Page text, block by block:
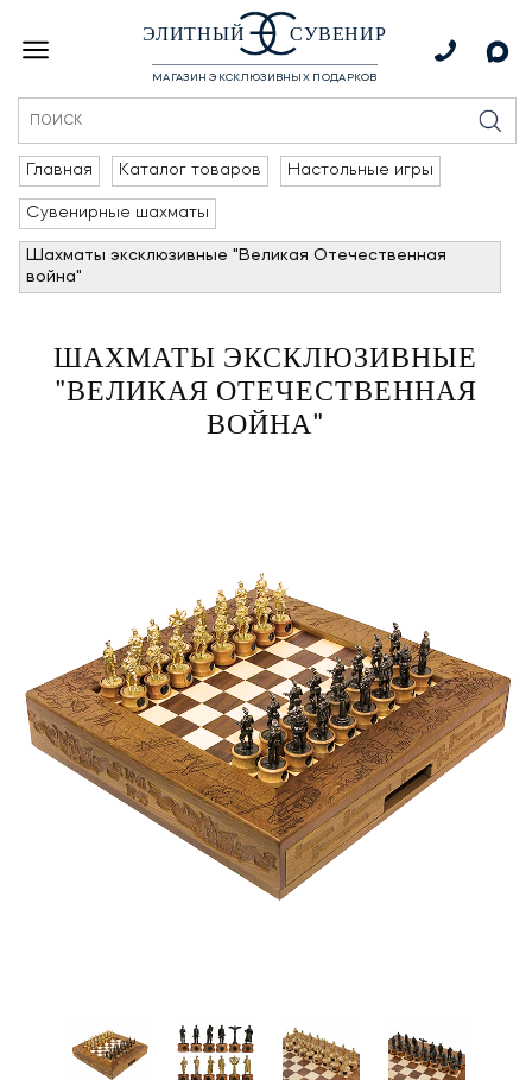
ЭЛИТНЫЙ СУВЕНИР
МАГАЗИН ЭКСКЛЮЗИВНЫХ ПОДАРКОВ
Главная Каталог товаров Настольные игры
Сувенирные шахматы
Шахматы эксклюзивные "Великая Оте­чест­вен­ная
война"
ШАХМАТЫ ЭКСКЛЮЗИВНЫЕ
"ВЕЛИКАЯ ОТЕ­ЧЕСТ­ВЕН­НАЯ
ВОЙНА"